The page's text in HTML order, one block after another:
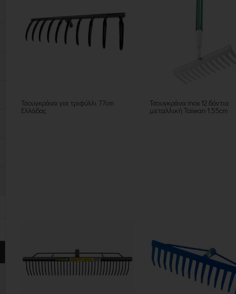
Τσουγκράνα για τριφύλλι 77cm
Ελλάδας
Τσουγκράνα inox 12 δόντια
μεταλλική Taiwan 1.55cm